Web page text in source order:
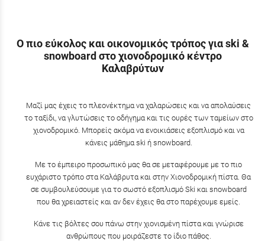
Ο πιο εύκολος και οικονομικός τρόπος για ski &
snowboard στο χιονοδρομικό κέντρο
Καλαβρύτων
Μαζί μας έχεις το πλεονέκτημα να χαλαρώσεις και να απολαύσεις
το ταξίδι, να γλυτώσεις το οδήγημα και τις ουρές των ταμείων στο
χιονοδρομικό. Μπορείς ακόμα να ενοικιάσεις εξοπλισμό και να
κάνεις μάθημα ski ή snowboard.
Με το έμπειρο προσωπικό μας θα σε μεταφέρουμε με το πιο
ευχάριστο τρόπο στα Καλάβρυτα και στην Χιονοδρομική πίστα. Θα
σε συμβουλεύσουμε για το σωστό εξοπλισμό Ski και snowboard
που θα χρειαστείς και αν δεν έχεις θα στο παρέχουμε εμείς.
Κάνε τις βόλτες σου πάνω στην χιονισμένη πίστα και γνώρισε
ανθρώπους που μοιράζεστε το ίδιο πάθος.